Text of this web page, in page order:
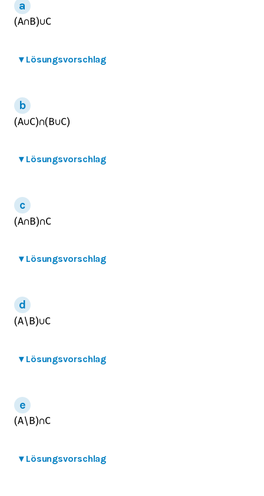
(A∩ B)∪C
▾ Lösungsvorschlag
(A∪C)∩( B∪C)
▾ Lösungsvorschlag
(A∩ B)∩C
▾ Lösungsvorschlag
(A\ B)∪C
▾ Lösungsvorschlag
(A\ B)∩C
▾ Lösungsvorschlag